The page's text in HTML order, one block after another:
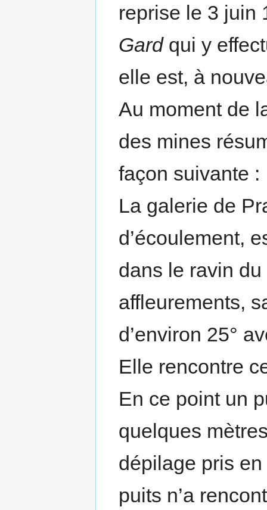
reprise le 3 juin
Gardqui y
elle est, à
Au moment de
des mines
façon suivante :
La galerie de
d’écoulement,
dans le ravin
affleurements,
d’environ 25°
Elle rencontre
En ce point un
quelques
dépilage pris
puits n’a